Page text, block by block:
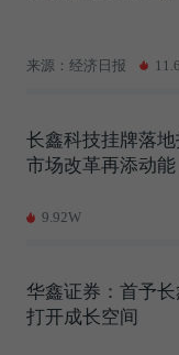
来源：经济日报
长鑫科技挂牌落
市场改革再添动
9.92W
华鑫证券：首予
打开成长空间